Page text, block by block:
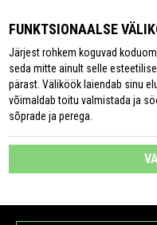
FUNKTSIONAALSE
Järjest rohkem koguvad
seda mitte ainult selle
pärast. Väliköök laiendab sinu
võimaldab toitu valmistada ja
sõprade ja perega.